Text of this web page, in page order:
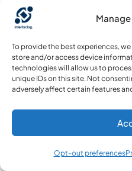
To provide the best experiences,
store and/or access device
technologies will allow us to
unique IDs on this site. Not
adversely affect certain features
Opt-out preferences
Gestión de procesos
Servicios de Consultoría
Transformación digital
Arquitectura empresarial